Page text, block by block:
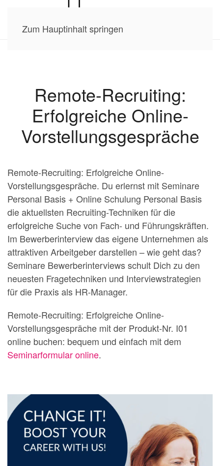
Zum Hauptinhalt springen
Remote-Recruiting:
Erfolgreiche Online-
Vorstellungsgespräche
Remote-Recruiting: Erfolgreiche Online-
Vorstellungsgespräche. Du erlernst mit Seminare
Personal Basis + Online Schulung Personal Basis
die aktuellsten Recruiting-Techniken für die
erfolgreiche Suche von Fach- und Führungskräften.
Im Bewerberinterview das eigene Unternehmen als
attraktiven Arbeitgeber darstellen – wie geht das?
Seminare Bewerberinterviews schult Dich zu den
neuesten Fragetechniken und Interviewstrategien
für die Praxis als HR-Manager.
Remote-Recruiting: Erfolgreiche Online-
Vorstellungsgespräche mit der Produkt-Nr. I01
online buchen: bequem und einfach mit dem
Seminarformular online.